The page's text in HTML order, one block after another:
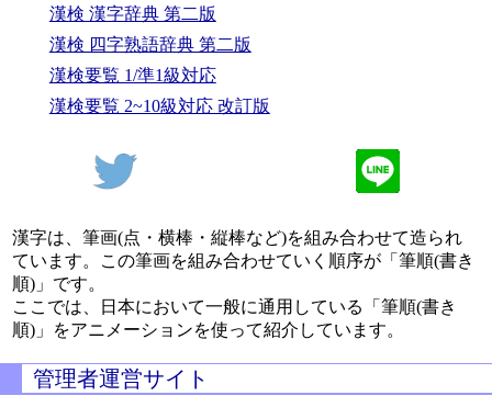
漢検 漢字辞典 第二版
漢検 四字熟語辞典 第二版
漢検要覧 1/準1級対応
漢検要覧 2~10級対応 改訂版
漢字は、筆画(点・横棒・縦棒など)を組み合わせて造られ
ています。この筆画を組み合わせていく順序が「筆順(書き
順)」です。
ここでは、日本において一般に通用している「筆順(書き
順)」をアニメーションを使って紹介しています。
管理者運営サイト